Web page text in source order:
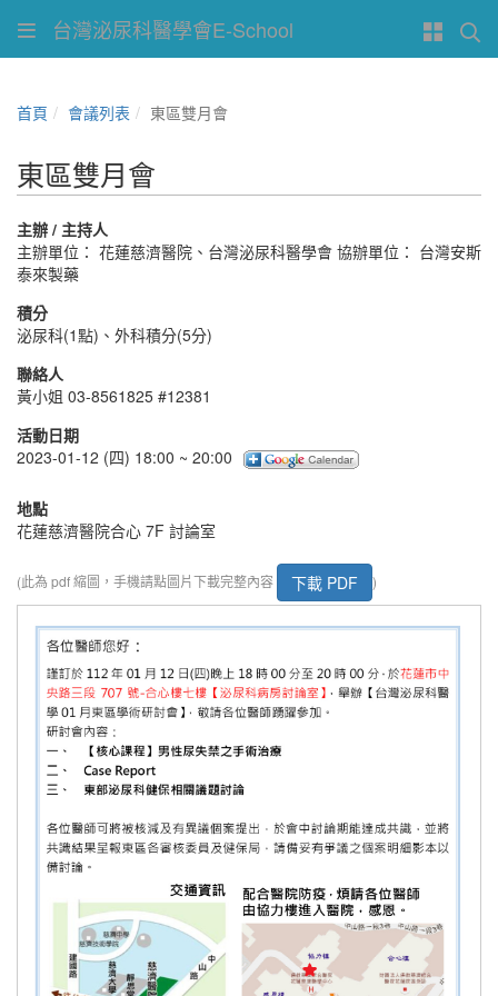
台灣泌尿科醫學會E-School
首頁 會議列表 東區雙月會
東區雙月會
主辦 / 主持人
主辦單位： 花蓮慈濟醫院、台灣泌尿科醫學會 協辦單位： 台灣安斯
泰來製藥
積分
泌尿科(1點)、外科積分(5分)
聯絡人
黃小姐 03-8561825 #12381
活動日期
2023-01-12 (四) 18:00 ~ 20:00
地點
花蓮慈濟醫院合心 7F 討論室
(此為 pdf 縮圖，手機請點圖片下載完整內容 下載 PDF )